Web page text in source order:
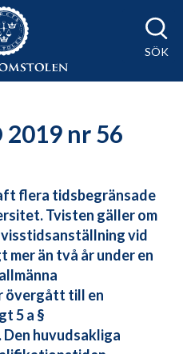
SÖK
2019 nr 56
flera tidsbegränsade
Tvisten gäller om
vid
än två år under en
övergått till en
5 a §
huvudsakliga